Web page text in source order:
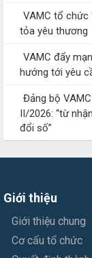
VAMC tổ chức
tỏa yêu thương
VAMC đẩy
hướng tới yêu
Đảng bộ
II/2026: “từ
đổi số”
Giới thiệu
Giới thiệu chung
Cơ cấu tổ chức